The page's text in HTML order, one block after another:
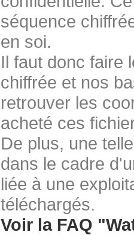
séquence
en soi.
Il faut donc faire
chiffrée et nos
retrouver les
acheté ces
De plus, une
dans le cadre
liée à une
téléchargés.
Voir la FAQ "